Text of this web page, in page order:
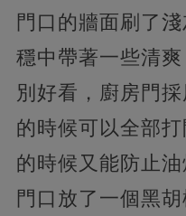
門口的牆面刷了
穩中帶著一些清
別好看，廚房門
的時候可以全部
的時候又能防止
門口放了一個黑